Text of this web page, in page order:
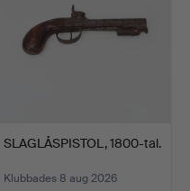
SLAGLÅSPISTOL, 1800-tal.
Klubbades 8 aug 2026